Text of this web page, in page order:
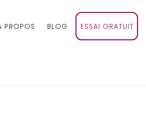
PROPOS BLOG ESSAI GRATUIT